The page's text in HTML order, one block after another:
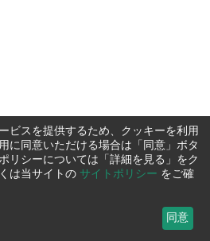
ビスを提供するため、クッキーを利用
に同意いただける場合は「同意」ボタ
リシーについては「詳細を見る」をク
は当サイトの サイトポリシー をご確
同意